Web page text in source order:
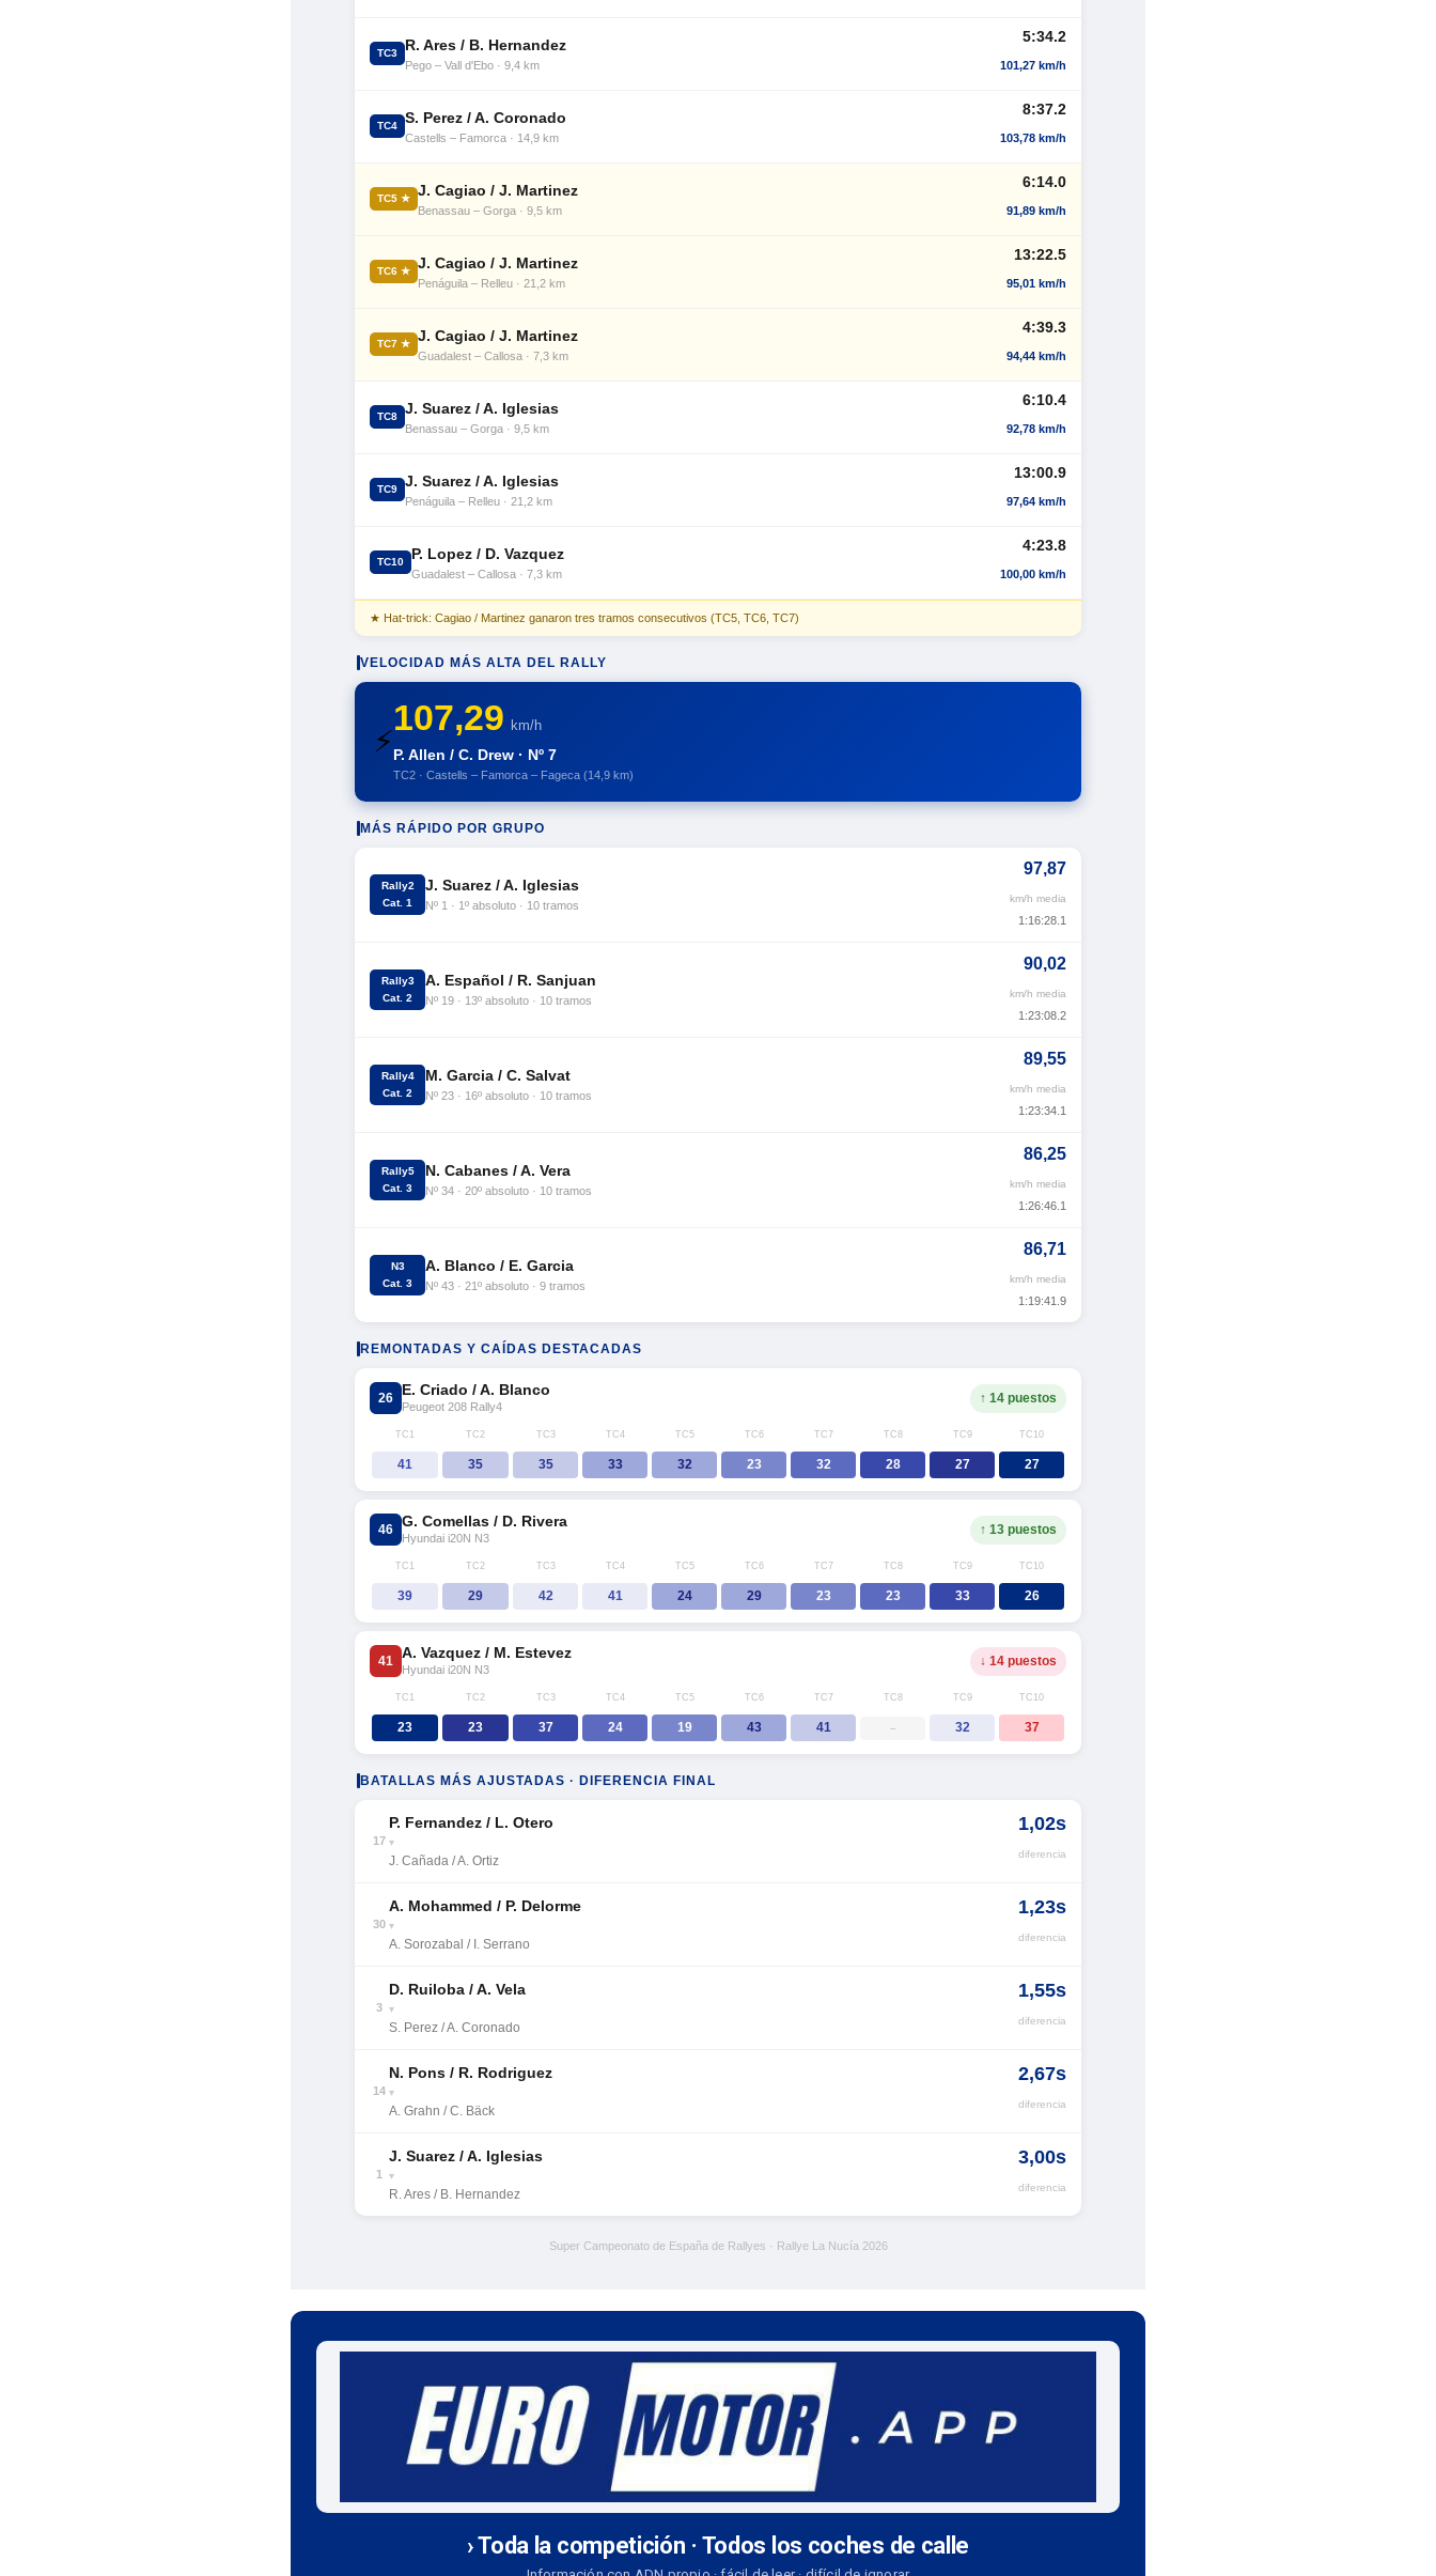
TC3 R. Ares / B. Hernandez
Pego – Vall d'Ebo · 9,4 km
5:34.2
101,27 km/h
TC4 S. Perez / A. Coronado
Castells – Famorca · 14,9 km
8:37.2
103,78 km/h
TC5 ★ J. Cagiao / J. Martinez
Benassau – Gorga · 9,5 km
6:14.0
91,89 km/h
TC6 ★ J. Cagiao / J. Martinez
Penáguila – Relleu · 21,2 km
13:22.5
95,01 km/h
TC7 ★ J. Cagiao / J. Martinez
Guadalest – Callosa · 7,3 km
4:39.3
94,44 km/h
TC8 J. Suarez / A. Iglesias
Benassau – Gorga · 9,5 km
6:10.4
92,78 km/h
TC9 J. Suarez / A. Iglesias
Penáguila – Relleu · 21,2 km
13:00.9
97,64 km/h
TC10 P. Lopez / D. Vazquez
Guadalest – Callosa · 7,3 km
4:23.8
100,00 km/h
★ Hat-trick: Cagiao / Martinez ganaron tres tramos consecutivos (TC5, TC6, TC7)
VELOCIDAD MÁS ALTA DEL RALLY
⚡
107,29 km/h
P. Allen / C. Drew · Nº 7
TC2 · Castells – Famorca – Fageca (14,9 km)
MÁS RÁPIDO POR GRUPO
Rally2
Cat. 1
J. Suarez / A. Iglesias
Nº 1 · 1º absoluto · 10 tramos
97,87
km/h media
1:16:28.1
Rally3
Cat. 2
A. Español / R. Sanjuan
Nº 19 · 13º absoluto · 10 tramos
90,02
km/h media
1:23:08.2
Rally4
Cat. 2
M. Garcia / C. Salvat
Nº 23 · 16º absoluto · 10 tramos
89,55
km/h media
1:23:34.1
Rally5
Cat. 3
N. Cabanes / A. Vera
Nº 34 · 20º absoluto · 10 tramos
86,25
km/h media
1:26:46.1
N3
Cat. 3
A. Blanco / E. Garcia
Nº 43 · 21º absoluto · 9 tramos
86,71
km/h media
1:19:41.9
REMONTADAS Y CAÍDAS DESTACADAS
26 E. Criado / A. Blanco
Peugeot 208 Rally4
↑ 14 puestos
TC1
41
TC2
35
TC3
35
TC4
33
TC5
32
TC6
23
TC7
32
TC8
28
TC9
27
TC10
27
46 G. Comellas / D. Rivera
Hyundai i20N N3
↑ 13 puestos
TC1
39
TC2
29
TC3
42
TC4
41
TC5
24
TC6
29
TC7
23
TC8
23
TC9
33
TC10
26
41 A. Vazquez / M. Estevez
Hyundai i20N N3
↓ 14 puestos
TC1
23
TC2
23
TC3
37
TC4
24
TC5
19
TC6
43
TC7
41
TC8
–
TC9
32
TC10
37
BATALLAS MÁS AJUSTADAS · DIFERENCIA FINAL
17
P. Fernandez / L. Otero
▾
J. Cañada / A. Ortiz
1,02s
diferencia
30
A. Mohammed / P. Delorme
▾
A. Sorozabal / I. Serrano
1,23s
diferencia
3
D. Ruiloba / A. Vela
▾
S. Perez / A. Coronado
1,55s
diferencia
14
N. Pons / R. Rodriguez
▾
A. Grahn / C. Bäck
2,67s
diferencia
1
J. Suarez / A. Iglesias
▾
R. Ares / B. Hernandez
3,00s
diferencia
Super Campeonato de España de Rallyes · Rallye La Nucía 2026
› Toda la competición · Todos los coches de calle